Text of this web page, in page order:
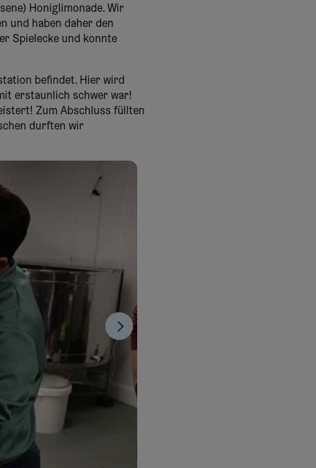
Honiglimonade. Wir
und haben daher den
Spielecke und konnte
befindet. Hier wird
erstaunlich schwer war!
Zum Abschluss füllten
durften wir